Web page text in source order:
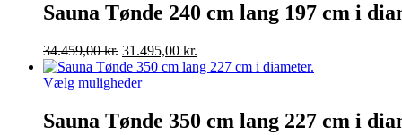
Sauna Tønde 240 cm lang 197 cm i
34.459,00kr. Den
oprindelige
pris
34.459,00 kr..
31.495,00 kr.
aktuelle
31.495,00 kr..
Vælg muligheder
Sauna Tønde 350 cm lang 227 cm i